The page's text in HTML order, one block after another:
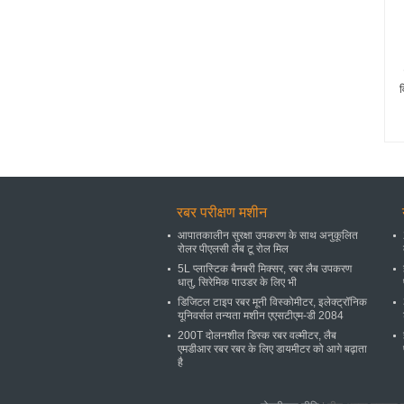
रबर परीक्षण मशीन
आपातकालीन सुरक्षा उपकरण के साथ अनुकूलित
रोलर पीएलसी लैब टू रोल मिल
5L प्लास्टिक बैनबरी मिक्सर, रबर लैब उपकरण
धातु, सिरेमिक पाउडर के लिए भी
डिजिटल टाइप रबर मूनी विस्कोमीटर, इलेक्ट्रॉनिक
यूनिवर्सल तन्यता मशीन एएसटीएम-डी 2084
200T दोलनशील डिस्क रबर वल्मीटर, लैब
एमडीआर रबर रबर के लिए डायमीटर को आगे बढ़ाता
है